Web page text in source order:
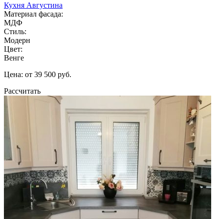
Кухня Августина
Материал фасада:
МДФ
Стиль:
Модерн
Цвет:
Венге
Цена: от 39 500 руб.
Рассчитать